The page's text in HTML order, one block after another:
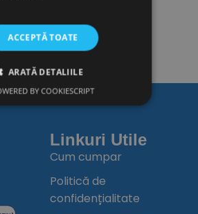
5L
35.27lei TVA inclus
ADAUGĂ ÎN COȘ
Linkuri Utile
Cum cumpar
Politică de
confidențialitate
ACCEPTĂ TOATE
ARATĂ DETALIILE
BY COOKIESCRIPT